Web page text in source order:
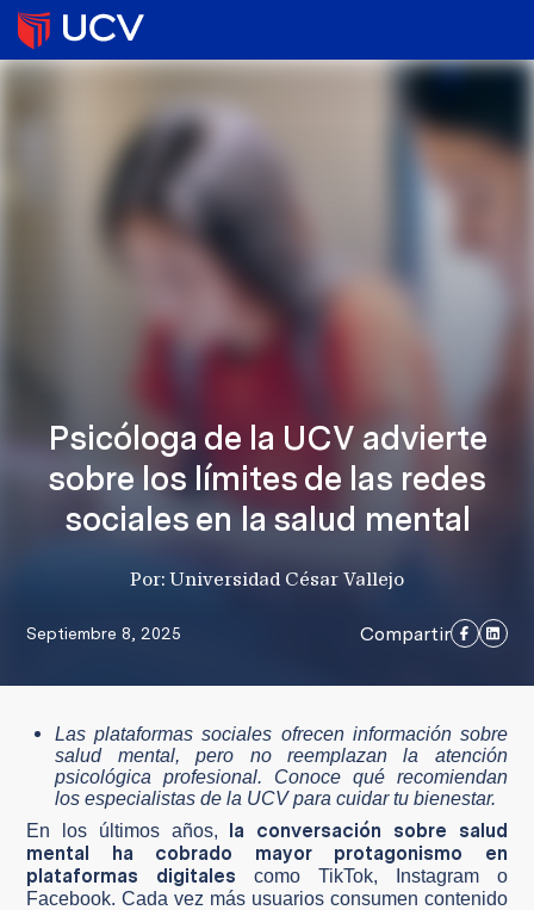
Psicóloga de la UCV advierte
sobre los límites de las redes
sociales en la salud mental
Por: Universidad César Vallejo
Septiembre 8, 2025 Compartir
Las plataformas sociales ofrecen información sobre
salud mental, pero no reemplazan la atención
psicológica profesional. Conoce qué recomiendan
los especialistas de la UCV para cuidar tu bienestar.
En los últimos años, la conversación sobre salud
mental ha cobrado mayor protagonismo en
plataformas digitales como TikTok, Instagram o
Facebook. Cada vez más usuarios consumen contenido